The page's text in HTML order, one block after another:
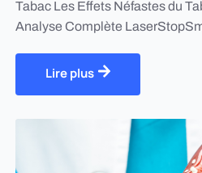
Tabac Les Effets Néfastes du
Analyse Complète
Lire plus